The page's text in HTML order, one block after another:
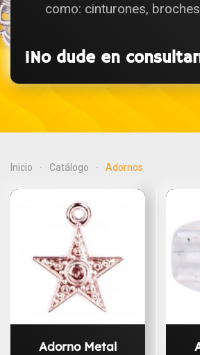
como: cinturones,
¡No dude en
Inicio Catálogo Adornos
Adorno Metal